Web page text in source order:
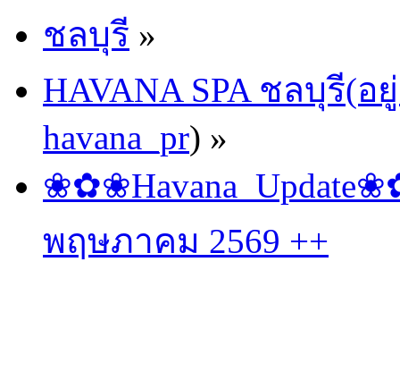
ชลบุรี »
HAVANA SPA ชลบุรี(
havana_pr) »
พฤษภาคม 2569 ++